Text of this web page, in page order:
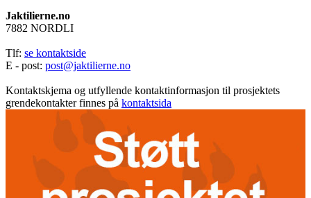
Jaktilierne.no
7882 NORDLI
Tlf: se kontaktside
E - post: post@jaktilierne.no
Kontaktskjema og utfyllende kontaktinformasjon til prosjektets
grendekontakter finnes på kontaktsida